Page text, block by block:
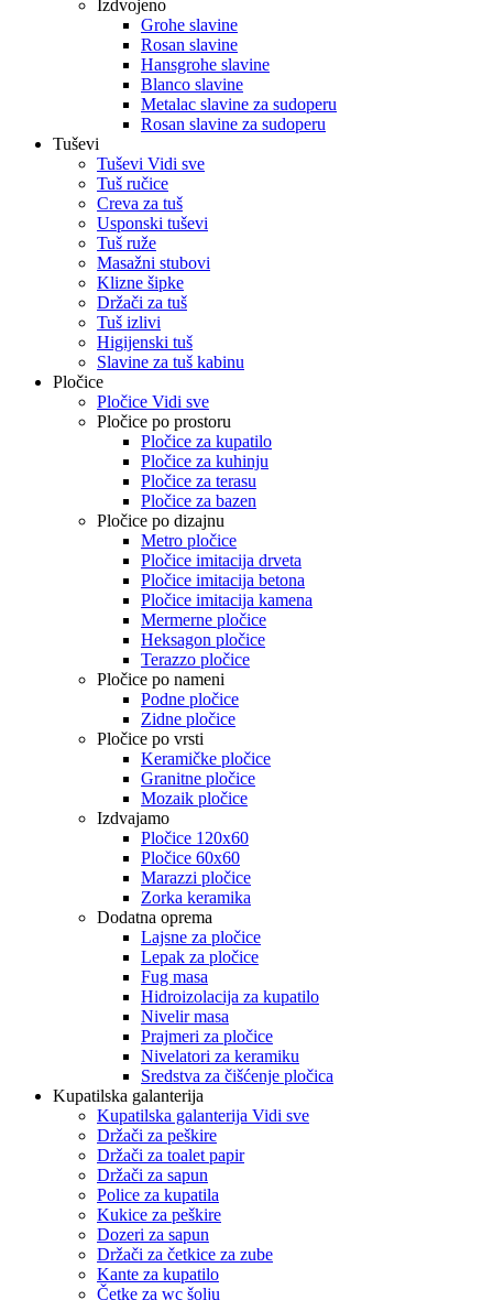
Izdvojeno
Grohe slavine
Rosan slavine
Hansgrohe slavine
Blanco slavine
Metalac slavine za sudoperu
Rosan slavine za sudoperu
Tuševi
Tuševi Vidi sve
Tuš ručice
Creva za tuš
Usponski tuševi
Tuš ruže
Masažni stubovi
Klizne šipke
Držači za tuš
Tuš izlivi
Higijenski tuš
Slavine za tuš kabinu
Pločice
Pločice Vidi sve
Pločice po prostoru
Pločice za kupatilo
Pločice za kuhinju
Pločice za terasu
Pločice za bazen
Pločice po dizajnu
Metro pločice
Pločice imitacija drveta
Pločice imitacija betona
Pločice imitacija kamena
Mermerne pločice
Heksagon pločice
Terazzo pločice
Pločice po nameni
Podne pločice
Zidne pločice
Pločice po vrsti
Keramičke pločice
Granitne pločice
Mozaik pločice
Izdvajamo
Pločice 120x60
Pločice 60x60
Marazzi pločice
Zorka keramika
Dodatna oprema
Lajsne za pločice
Lepak za pločice
Fug masa
Hidroizolacija za kupatilo
Nivelir masa
Prajmeri za pločice
Nivelatori za keramiku
Sredstva za čišćenje pločica
Kupatilska galanterija
Kupatilska galanterija Vidi sve
Držači za peškire
Držači za toalet papir
Držači za sapun
Police za kupatila
Kukice za peškire
Dozeri za sapun
Držači za četkice za zube
Kante za kupatilo
Četke za wc šolju